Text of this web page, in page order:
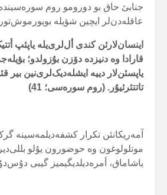
جنابئ حاق بو دورومو روم سورەسیندە؛
عاقلەدن‌لر ایچین شؤیلە
اینسان‌لارئن کندی أل‌لری‌یلە یاپئپ
قارادا وە دنیزدە دۆزن بۇزولدو؛
یاپسئن‌لار دییە ایشلەدیک‌لری‌نین بیر
تاتتئرئیۇر. (روم سورەسی؛ 41)
آمەریکانئن تکرار کشفەدیلمەسینە
موتلولوغون وە حوضورون یۇلو بللی‌دیر.
یاشاماق، أمرەدیلدیگیمیز گیبی